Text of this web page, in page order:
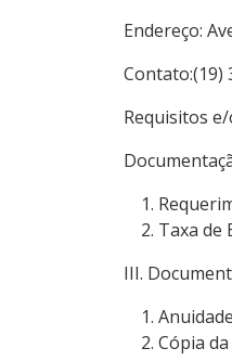
Endereço:
Contato:(19)
Requisitos
Taxa de
III.
Cópia